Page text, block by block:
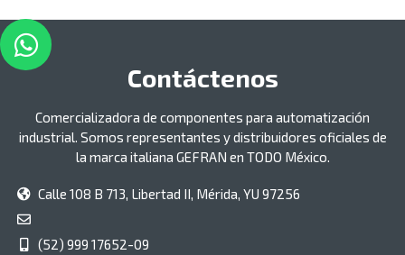
Contáctenos
Comercializadora de componentes para automatización
industrial. Somos representantes y distribuidores oficiales de
la marca italiana GEFRAN en TODO México.
Calle 108 B 713, Libertad II, Mérida, YU 97256
(52) 999 17652-09